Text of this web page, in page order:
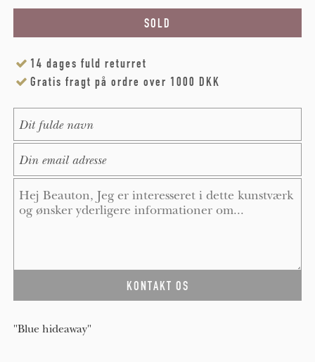
14 dages fuld returret
Gratis fragt på ordre over 1000 DKK
"Blue hideaway"